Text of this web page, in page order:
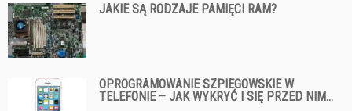
JAKIE SĄ RODZAJE PAMIĘCI RAM?
OPROGRAMOWANIE SZPIEGOWSKIE W
TELEFONIE – JAK WYKRYĆ I SIĘ PRZED NIM...